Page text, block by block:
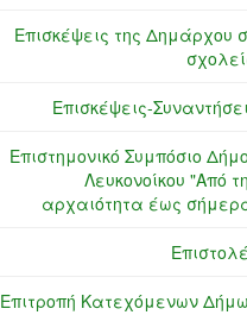
Επισκέψεις της Δημάρχου
Επισκέψεις-
Επιστημονικό Συμπόσιο
Λευκονοίκου "Από
αρχαιότητα έως
Επιτροπή Κατεχόμενων